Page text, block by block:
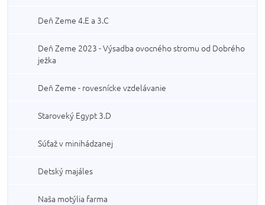
Deň Zeme 4.E a 3.C
Deň Zeme 2023 - Výsadba ovocného stromu od Dobrého
ježka
Deň Zeme - rovesnícke vzdelávanie
Staroveký Egypt 3.D
Súťaž v minihádzanej
Detský majáles
Naša motýlia farma